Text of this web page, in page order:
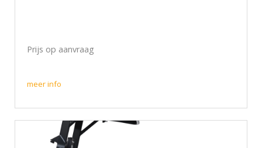
Prijs op aanvraag
meer info